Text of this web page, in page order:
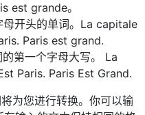
est grande。
开头的单词。La capitale
Paris est grand.
第一个字母大写。 La
Paris. Paris Est Grand.
为您进行转换。你可以输